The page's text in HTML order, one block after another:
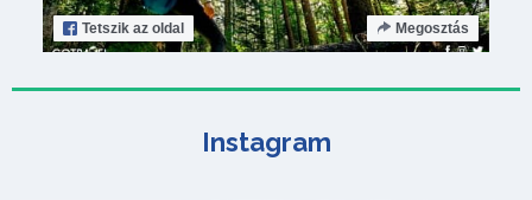
Tetszik az oldal Megosztás
Instagram